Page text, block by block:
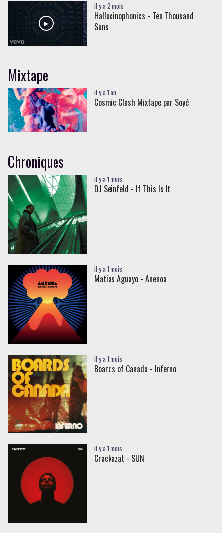
il y a 2 mois
Hallucinophonics - Ten Thousand
Suns
Mixtape
il y a 1 an
Cosmic Clash Mixtape par Soyé
Chroniques
il y a 1 mois
DJ Seinfeld - If This Is It
il y a 1 mois
Matias Aguayo - Anenoa
il y a 1 mois
Boards of Canada - Inferno
il y a 1 mois
Crackazat - SUN